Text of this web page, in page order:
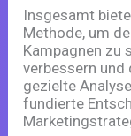
Insgesamt
Methode, um
Kampagnen zu
verbessern und
gezielte
fundierte